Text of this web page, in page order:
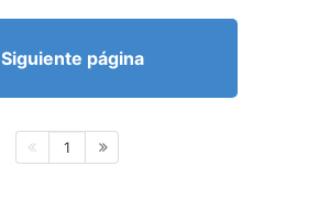
Siguiente página
1